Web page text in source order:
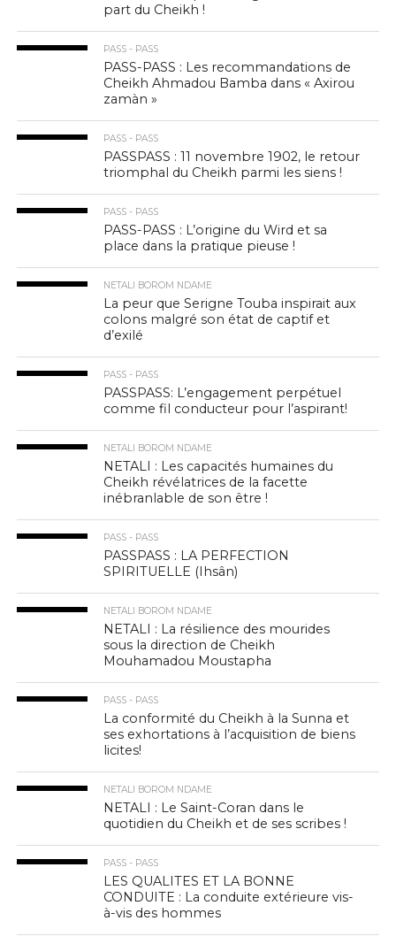
part du Cheikh !
PASS - PASS
PASS-PASS : Les recommandations de
Cheikh Ahmadou Bamba dans « Axirou
zamàn »
PASS - PASS
PASSPASS : 11 novembre 1902, le retour
triomphal du Cheikh parmi les siens !
PASS - PASS
PASS-PASS : L’origine du Wird et sa
place dans la pratique pieuse !
NETALI BOROM NDAME
La peur que Serigne Touba inspirait aux
colons malgré son état de captif et
d’exilé
PASS - PASS
PASSPASS: L’engagement perpétuel
comme fil conducteur pour l’aspirant!
NETALI BOROM NDAME
NETALI : Les capacités humaines du
Cheikh révélatrices de la facette
inébranlable de son être !
PASS - PASS
PASSPASS : LA PERFECTION
SPIRITUELLE (Ihsân)
NETALI BOROM NDAME
NETALI : La résilience des mourides
sous la direction de Cheikh
Mouhamadou Moustapha
PASS - PASS
La conformité du Cheikh à la Sunna et
ses exhortations à l’acquisition de biens
licites!
NETALI BOROM NDAME
NETALI : Le Saint-Coran dans le
quotidien du Cheikh et de ses scribes !
PASS - PASS
LES QUALITES ET LA BONNE
CONDUITE : La conduite extérieure vis-
à-vis des hommes